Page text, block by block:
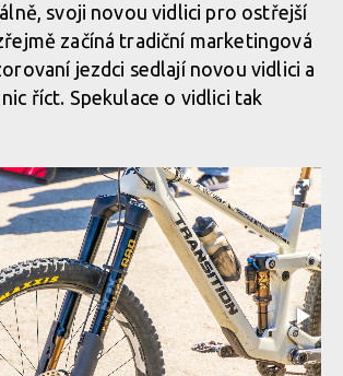
svoji novou vidlici pro ostřejší
začíná tradiční marketingová
jezdci sedlají novou vidlici a
říct. Spekulace o vidlici tak